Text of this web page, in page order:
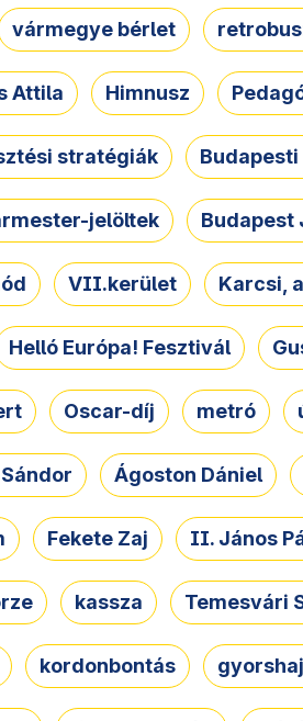
vármegye bérlet
Attila Himnusz
stratégiák
jelöltek Budapest
VII.kerület Karcsi,
Helló Európa! Fesztivál
Oscar-díj metró
Ágoston Dániel
Fekete Zaj II. János
kassza Temesvári
kordonbontás